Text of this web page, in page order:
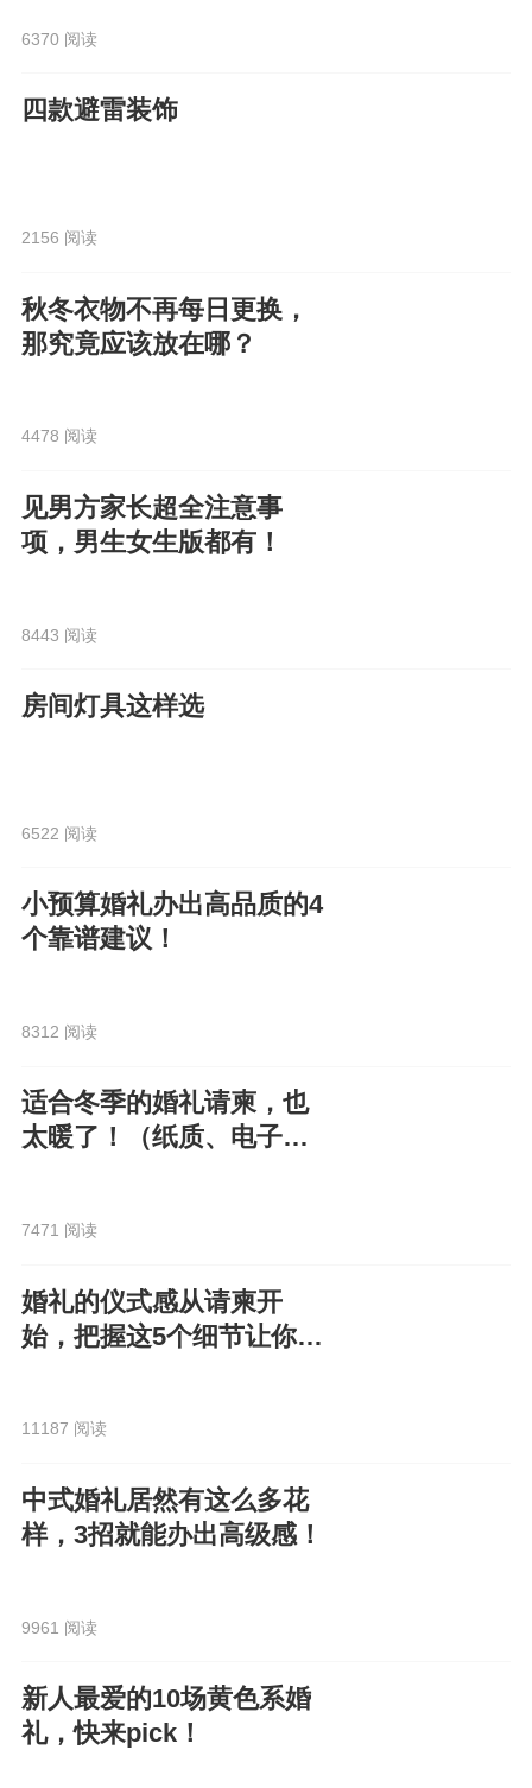
6370 阅读
四款避雷装饰
2156 阅读
秋冬衣物不再每日更换，
那究竟应该放在哪？
4478 阅读
见男方家长超全注意事
项，男生女生版都有！
8443 阅读
房间灯具这样选
6522 阅读
小预算婚礼办出高品质的4
个靠谱建议！
8312 阅读
适合冬季的婚礼请柬，也
太暖了！（纸质、电子都
7471 阅读
婚礼的仪式感从请柬开
始，把握这5个细节让你的
11187 阅读
中式婚礼居然有这么多花
样，3招就能办出高级感！
9961 阅读
新人最爱的10场黄色系婚
礼，快来pick！